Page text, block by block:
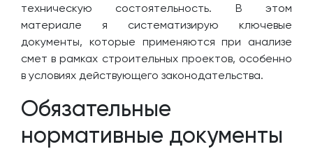
техническую состоятельность. В этом
материале я систематизирую ключевые
документы, которые применяются при анализе
смет в рамках строительных проектов, особенно
в условиях действующего законодательства.
Обязательные
нормативные документы